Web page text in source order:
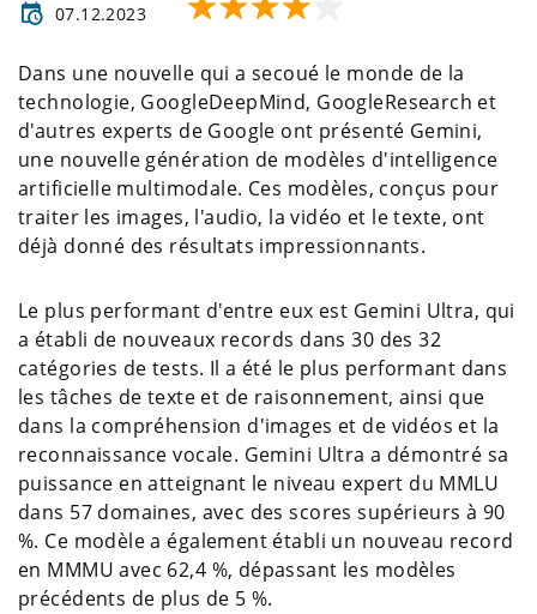
07.12.2023
Dans une nouvelle qui a secoué le monde de la
technologie, GoogleDeepMind, GoogleResearch et
d'autres experts de Google ont présenté Gemini,
une nouvelle génération de modèles d'intelligence
artificielle multimodale. Ces modèles, conçus pour
traiter les images, l'audio, la vidéo et le texte, ont
déjà donné des résultats impressionnants.
Le plus performant d'entre eux est Gemini Ultra, qui
a établi de nouveaux records dans 30 des 32
catégories de tests. Il a été le plus performant dans
les tâches de texte et de raisonnement, ainsi que
dans la compréhension d'images et de vidéos et la
reconnaissance vocale. Gemini Ultra a démontré sa
puissance en atteignant le niveau expert du MMLU
dans 57 domaines, avec des scores supérieurs à 90
%. Ce modèle a également établi un nouveau record
en MMMU avec 62,4 %, dépassant les modèles
précédents de plus de 5 %.